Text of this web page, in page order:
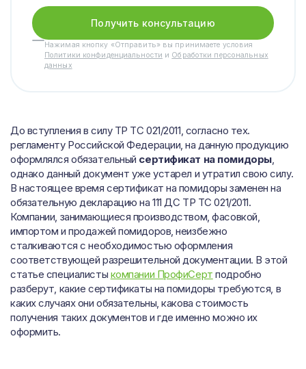
Нажимая кнопку «Отправить» вы принимаете условия
Политики конфиденциальности и Обработки персональных
данных
Получить консультацию
До вступления в силу ТР ТС 021/2011, согласно тех.
регламенту Российской Федерации, на данную продукцию
оформлялся обязательный сертификат на помидоры,
однако данный документ уже устарел и утратил свою силу.
В настоящее время сертификат на помидоры заменен на
обязательную декларацию на 111 ДС ТР ТС 021/2011.
Компании, занимающиеся производством, фасовкой,
импортом и продажей помидоров, неизбежно
сталкиваются с необходимостью оформления
соответствующей разрешительной документации. В этой
статье специалисты компании ПрофиСерт подробно
разберут, какие сертификаты на помидоры требуются, в
каких случаях они обязательны, какова стоимость
получения таких документов и где именно можно их
оформить.